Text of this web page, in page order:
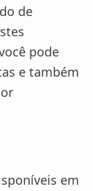
de
pode
e também
em